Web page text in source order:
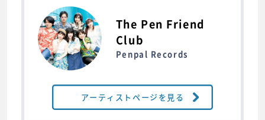
The Pen Friend
Club
Penpal Records
アーティストページを見る